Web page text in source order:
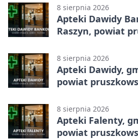
8 sierpnia 2026
Apteki Dawidy
Raszyn, powiat
8 sierpnia 2026
Apteki Dawidy,
powiat
8 sierpnia 2026
Apteki Falenty,
powiat